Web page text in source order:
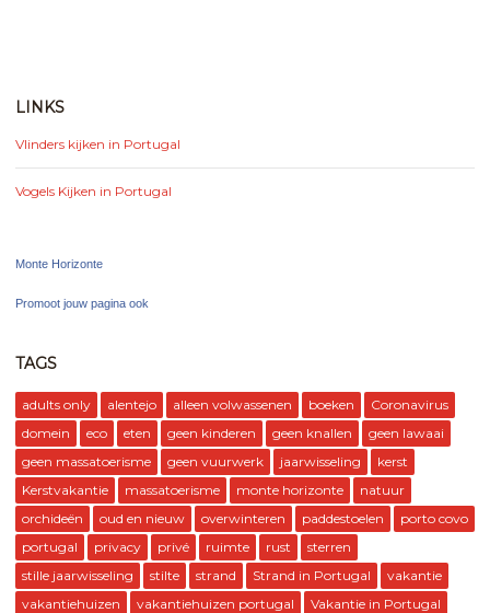
LINKS
Vlinders kijken in Portugal
Vogels Kijken in Portugal
Monte Horizonte
Promoot jouw pagina ook
TAGS
adults only alentejo alleen volwassenen boeken
Coronavirus
domein
eco eten geen kinderen geen knallen
geen lawaai
geen massatoerisme
geen vuurwerk jaarwisseling
kerst
Kerstvakantie
massatoerisme monte horizonte
natuur
orchideën
oud en nieuw overwinteren paddestoelen
porto covo
portugal
privacy privé ruimte rust
sterren
stille jaarwisseling
stilte strand Strand in Portugal
vakantie
vakantiehuizen
vakantiehuizen portugal
Vakantie in Portugal